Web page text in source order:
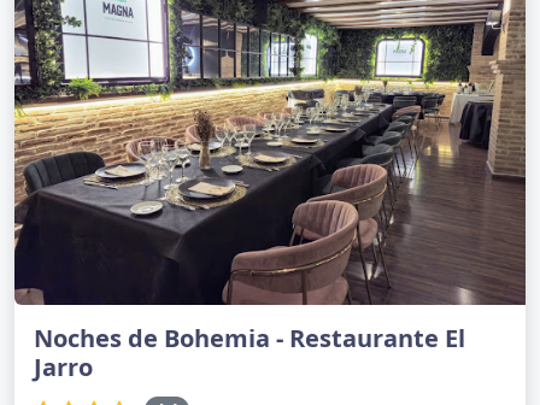
Noches de Bohemia - Restaurante El
Jarro